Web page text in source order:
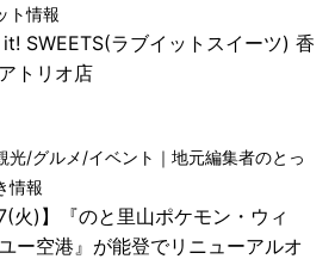
ト情報
SWEETS(ラブイットスイーツ) 香
トリオ店
光/グルメ/イベント｜地元編集者のとっ
情報
7(火)】『のと里山ポケモン・ウィ
ー空港』が能登でリニューアルオ